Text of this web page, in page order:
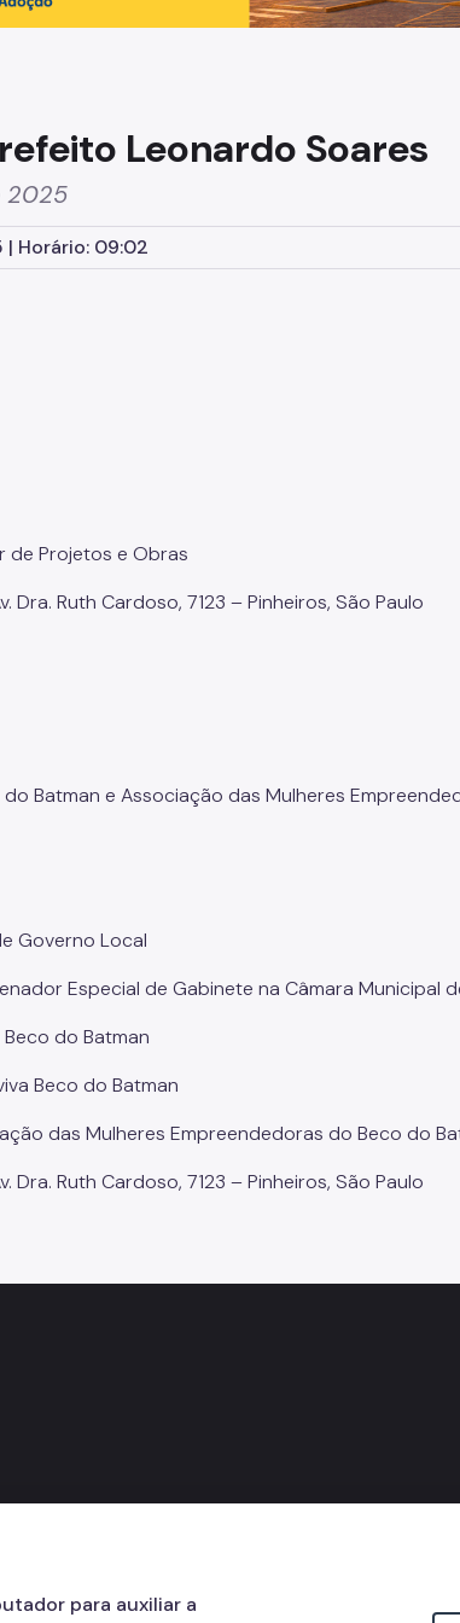
Leonardo Soares
2025
Horário: 09:02
de Projetos e Obras
Dra. Ruth Cardoso, 7123 – Pinheiros, São Paulo
Batman e Associação das Mulheres
Governo Local
Especial de Gabinete na Câmara Municipal
do Batman
Beco do Batman
das Mulheres Empreendedoras do Beco do
Dra. Ruth Cardoso, 7123 – Pinheiros, São Paulo
para auxiliar a